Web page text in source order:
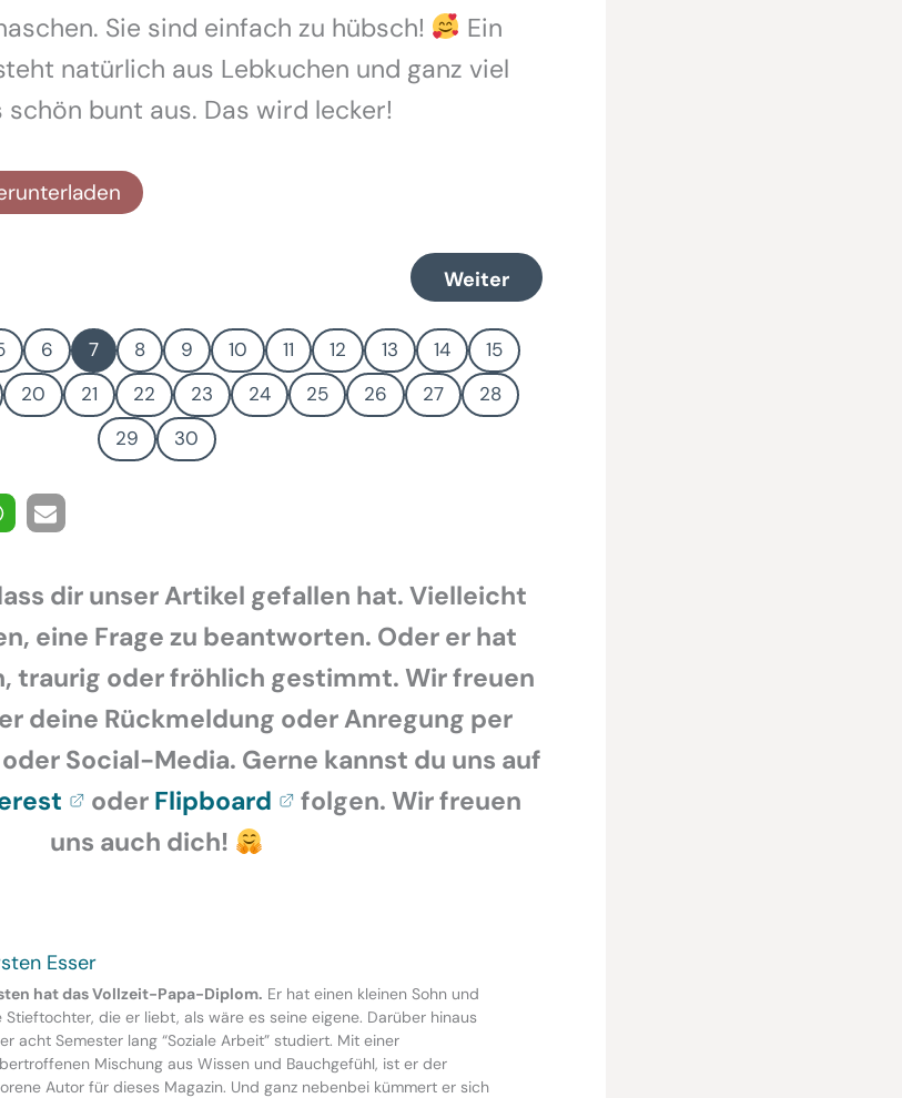
Sie sind einfach zu hübsch!
Ein
natürlich aus Lebkuchen und ganz viel
schön bunt aus. Das wird lecker!
Weiter
6 7 8 9 10 11 12 13 14
15
20 21 22 23 24 25 26 27
28
29
30
dir unser Artikel gefallen hat. Vielleicht
eine Frage zu beantworten. Oder er hat
traurig oder fröhlich gestimmt. Wir freuen
deine Rückmeldung oder Anregung per
Social-Media. Gerne kannst du uns auf
oder Flipboard
folgen. Wir freuen
uns auch dich!
Esser
hat das Vollzeit-Papa-Diplom. Er hat einen kleinen Sohn und
Stieftochter, die er liebt, als wäre es seine eigene. Darüber hinaus
acht Semester lang “Soziale Arbeit” studiert. Mit einer
Mischung aus Wissen und Bauchgefühl, ist er der
Autor für dieses Magazin. Und ganz nebenbei kümmert er sich